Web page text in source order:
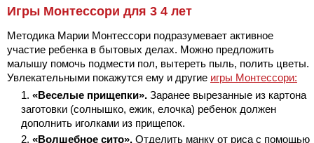
Игры Монтессори для 3 4 лет
Методика Марии Монтессори подразумевает активное
участие ребенка в бытовых делах. Можно предложить
малышу помочь подмести пол, вытереть пыль, полить цветы.
Увлекательными покажутся ему и другие игры Монтессори:
«Веселые прищепки». Заранее вырезанные из картона
заготовки (солнышко, ежик, елочка) ребенок должен
дополнить иголками из прищепок.
«Волшебное сито». Отделить манку от риса с помощью